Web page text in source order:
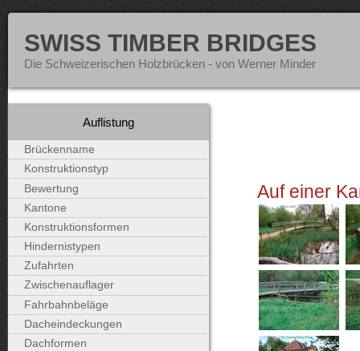
SWISS TIMBER BRIDGES
Die Schweizerischen Holzbrücken - von Werner Minder
Auf einer
Auflistung
Brückenname
Konstruktionstyp
Bewertung
Kantone
Konstruktionsformen
Hindernistypen
Zufahrten
Zwischenauflager
Fahrbahnbeläge
Dacheindeckungen
Dachformen